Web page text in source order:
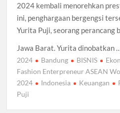
2024 kembali menorehkan
ini, penghargaan bergengsi
Yurita Puji, seorang perancang
Jawa Barat. Yurita dinobatkan
2024 Bandung BISNIS
Fashion Enterpreneur ASEAN
2024
Indonesia Keuangan
Puji